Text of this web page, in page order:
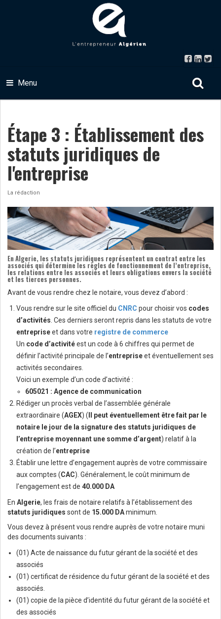
Menu
Étape 3 : Établissement des
statuts juridiques de
l'entreprise
La rédaction
En Algerie, les statuts juridiques représentent un contrat entre les
associés qui détermine les règles de fonctionnement de l’entreprise,
les relations entre les associés et leurs obligations envers la société
et les tierces personnes.
Avant de vous rendre chez le notaire, vous devez d’abord :
Vous rendre sur le site officiel du CNRC pour choisir vos codes
d’activités . Ces derniers seront repris dans les statuts de votre
entrepriseet dans votre registre de commerce
Un code d’activitéest un code à 6 chiffres qui permet de
définir l’activité principale de l’entrepriseet éventuellement ses
activités secondaires.
Voici un exemple d’un code d’activité :
605021 : Agence de communication
Rédiger un procès verbal de l’assemblée générale
extraordinaire (AGEX) ( Il peut éventuellement être fait par le
notaire le jour de la signature des statuts juridiques de
l’entreprise moyennant une somme d’argent) relatif à la
création de l’entreprise
Établir une lettre d’engagement auprès de votre commissaire
aux comptes (CAC). Généralement, le coût minimum de
l’engagement est de 40.000 DA
En Algerie, les frais de notaire relatifs à l’établissement des
statuts juridiques sont de 15.000 DAminimum.
Vous devez à présent vous rendre auprès de votre notaire muni
des documents suivants :
(01) Acte de naissance du futur gérant de la société et des
associés
(01) certificat de résidence du futur gérant de la société et des
associés.
(01) copie de la pièce d’identité du futur gérant de la société et
des associés